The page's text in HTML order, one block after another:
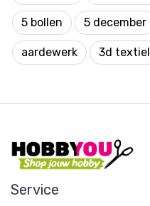
5 bollen 5 december
aardewerk 3d textiel
Service